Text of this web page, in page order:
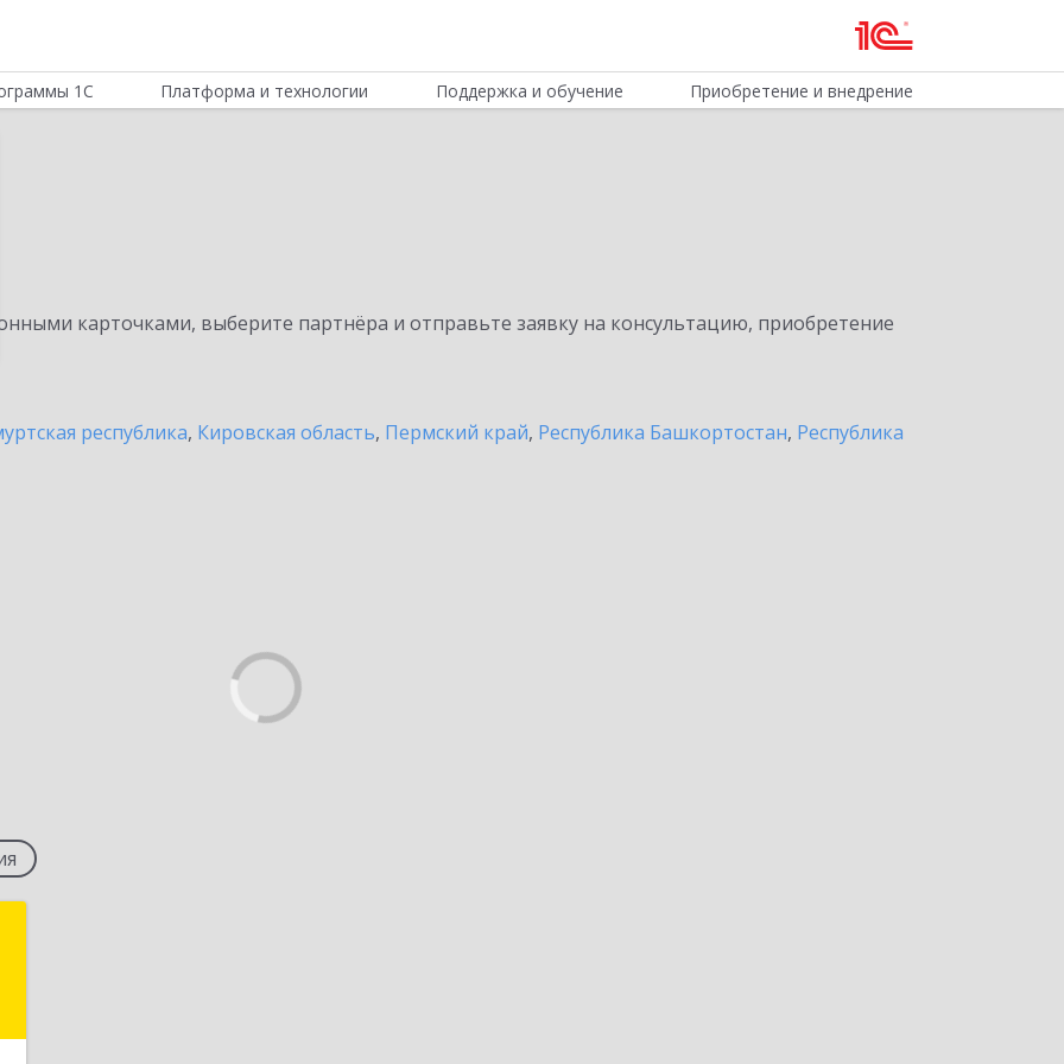
1С Платформа и технологии Поддержка и обучение Приобретение и внедрение
карточками, выберите партнёра и отправьте заявку на консультацию, приобретение
республика, Кировская область, Пермский край, Республика Башкортостан, Республика